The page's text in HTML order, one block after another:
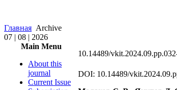
Главная Archive
07 | 08 | 2026
Main Menu
About this
journal
Current Issue
10.14489/
DOI: 10.14489/